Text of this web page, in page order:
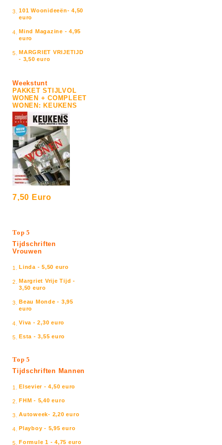
3. 101 Woonideeën- 4,50
euro
4. Mind Magazine - 4,95
euro
5. MARGRIET VRIJETIJD
- 3,50 euro
Weekstunt
PAKKET STIJLVOL
WONEN + COMPLEET
WONEN: KEUKENS
7,50 Euro
Top 5
Tijdschriften
Vrouwen
1. Linda - 5,50 euro
2. Margriet Vrije Tijd -
3,50 euro
3. Beau Monde - 3,95
euro
4. Viva - 2,30 euro
5. Esta - 3,55 euro
Top 5
Tijdschriften Mannen
1. Elsevier - 4,50 euro
2. FHM - 5,40 euro
3. Autoweek- 2,20 euro
4. Playboy - 5,95 euro
5. Formule 1 - 4,75 euro